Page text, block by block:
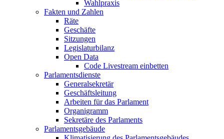
Wahlpraxis
Fakten und Zahlen
Räte
Geschäfte
Sitzungen
Legislaturbilanz
Open Data
Code Livestream einbetten
Parlamentsdienste
Generalsekretär
Geschäftsleitung
Arbeiten für das Parlament
Organigramm
Sekretäre des Parlaments
Parlamentsgebäude